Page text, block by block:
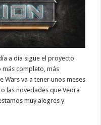
a día sigue el proyecto
más completo, más
Wars va a tener unos meses
las novedades que Vedra
muy alegres y